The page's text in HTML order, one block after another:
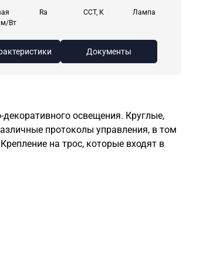
Вт
Ra CCT, К Лампа
Документы
освещения. Круглые,
протоколы управления, в том
на трос, которые входят в